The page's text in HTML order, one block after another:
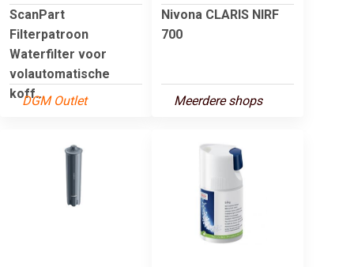
ScanPart
Filterpatroon
Waterfilter voor
volautomatische
koff...
DGM Outlet
Nivona CLARIS NIRF
700
Meerdere shops